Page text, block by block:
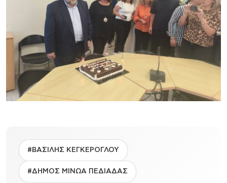
#ΒΑΣΙΛΗΣ ΚΕΓΚΕΡΟΓΛΟΥ
#ΔΗΜΟΣ ΜΙΝΩΑ ΠΕΔΙΑΔΑΣ